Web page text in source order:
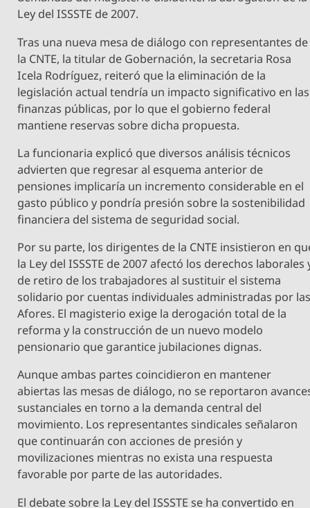
Ley del ISSSTE de 2007.
Tras una nueva mesa de diálogo con representantes de
la CNTE, la titular de Gobernación, la secretaria Rosa
Icela Rodríguez, reiteró que la eliminación de la
legislación actual tendría un impacto significativo en las
finanzas públicas, por lo que el gobierno federal
mantiene reservas sobre dicha propuesta.
La funcionaria explicó que diversos análisis técnicos
advierten que regresar al esquema anterior de
pensiones implicaría un incremento considerable en el
gasto público y pondría presión sobre la sostenibilidad
financiera del sistema de seguridad social.
Por su parte, los dirigentes de la CNTE insistieron en
la Ley del ISSSTE de 2007 afectó los derechos laborales
de retiro de los trabajadores al sustituir el sistema
solidario por cuentas individuales administradas por
Afores. El magisterio exige la derogación total de la
reforma y la construcción de un nuevo modelo
pensionario que garantice jubilaciones dignas.
Aunque ambas partes coincidieron en mantener
abiertas las mesas de diálogo, no se reportaron
sustanciales en torno a la demanda central del
movimiento. Los representantes sindicales señalaron
que continuarán con acciones de presión y
movilizaciones mientras no exista una respuesta
favorable por parte de las autoridades.
El debate sobre la Ley del ISSSTE se ha convertido en